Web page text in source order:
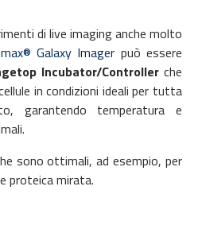
di live imaging anche molto
Galaxy Imager può essere
Incubator/Controllerche
in condizioni ideali per tutta
garantendo temperatura e
sono ottimali, ad esempio, per
proteica mirata.